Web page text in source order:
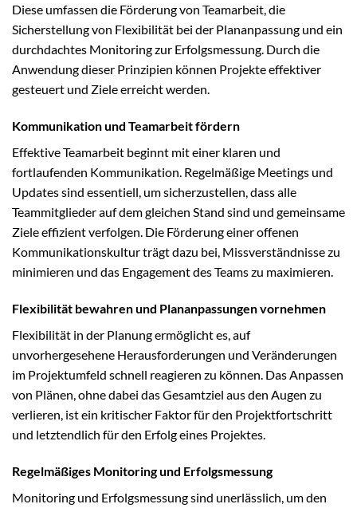
Diese umfassen die Förderung von Teamarbeit, die
Sicherstellung von Flexibilität bei der Plananpassung und ein
durchdachtes Monitoring zur Erfolgsmessung. Durch die
Anwendung dieser Prinzipien können Projekte effektiver
gesteuert und Ziele erreicht werden.
Kommunikation und Teamarbeit fördern
Effektive Teamarbeit beginnt mit einer klaren und
fortlaufenden Kommunikation. Regelmäßige Meetings und
Updates sind essentiell, um sicherzustellen, dass alle
Teammitglieder auf dem gleichen Stand sind und gemeinsame
Ziele effizient verfolgen. Die Förderung einer offenen
Kommunikationskultur trägt dazu bei, Missverständnisse zu
minimieren und das Engagement des Teams zu maximieren.
Flexibilität bewahren und Plananpassungen vornehmen
Flexibilität in der Planung ermöglicht es, auf
unvorhergesehene Herausforderungen und Veränderungen
im Projektumfeld schnell reagieren zu können. Das Anpassen
von Plänen, ohne dabei das Gesamtziel aus den Augen zu
verlieren, ist ein kritischer Faktor für den Projektfortschritt
und letztendlich für den Erfolg eines Projektes.
Regelmäßiges Monitoring und Erfolgsmessung
Monitoring und Erfolgsmessung sind unerlässlich, um den